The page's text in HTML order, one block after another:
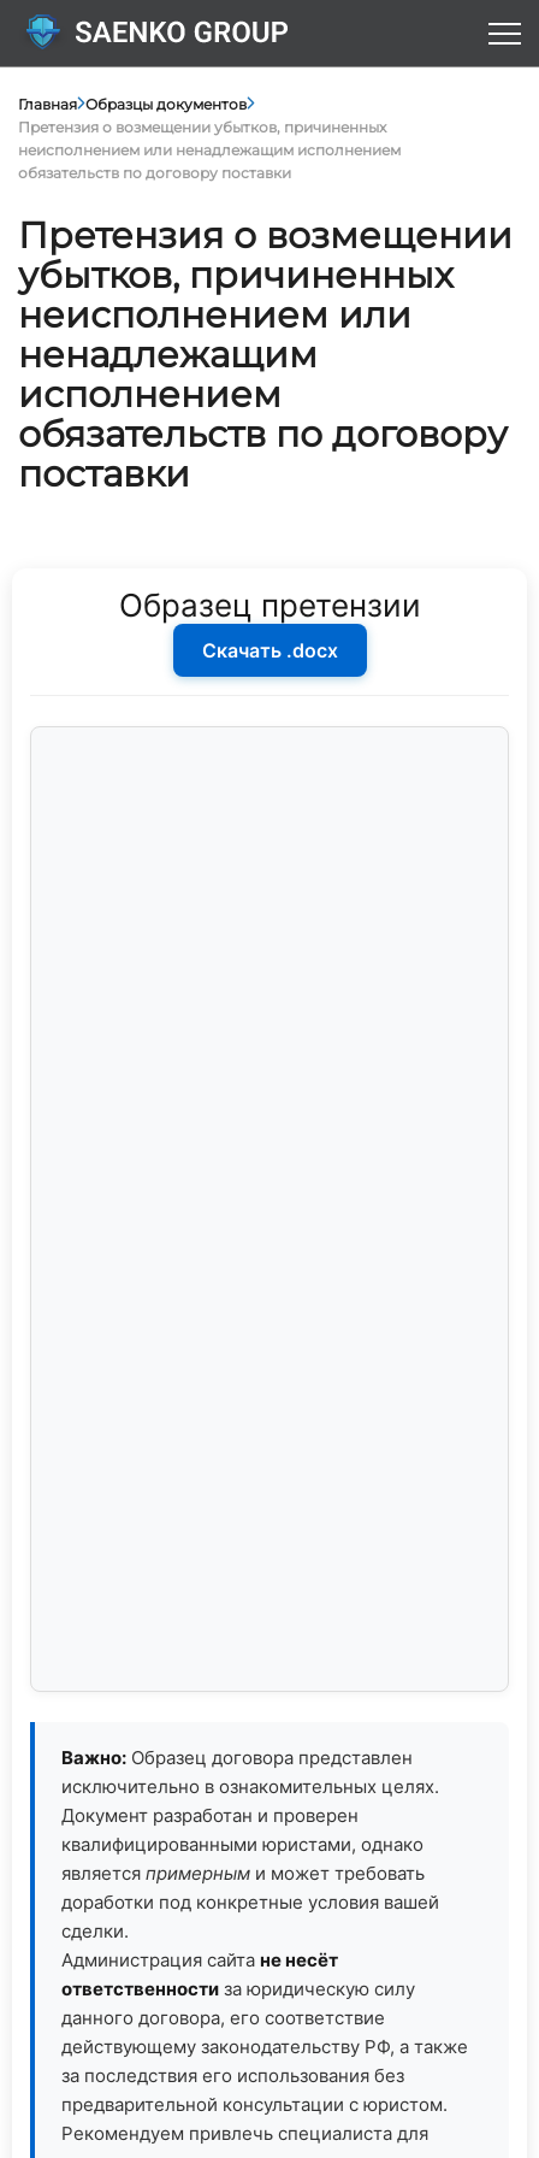
Главная Образцы документов
Претензия о возмещении убытков, причиненных
неисполнением или ненадлежащим исполнением
обязательств по договору поставки
Претензия о возмещении
убытков, причиненных
неисполнением или
ненадлежащим
исполнением
обязательств по договору
поставки
Образец претензии
Скачать .docx
Важно: Образец договора представлен
исключительно в ознакомительных целях.
Документ разработан и проверен
квалифицированными юристами, однако
является примерным и может требовать
доработки под конкретные условия вашей
сделки.
Администрация сайта не несёт
ответственности за юридическую силу
данного договора, его соответствие
действующему законодательству РФ, а также
за последствия его использования без
предварительной консультации с юристом.
Рекомендуем привлечь специалиста для